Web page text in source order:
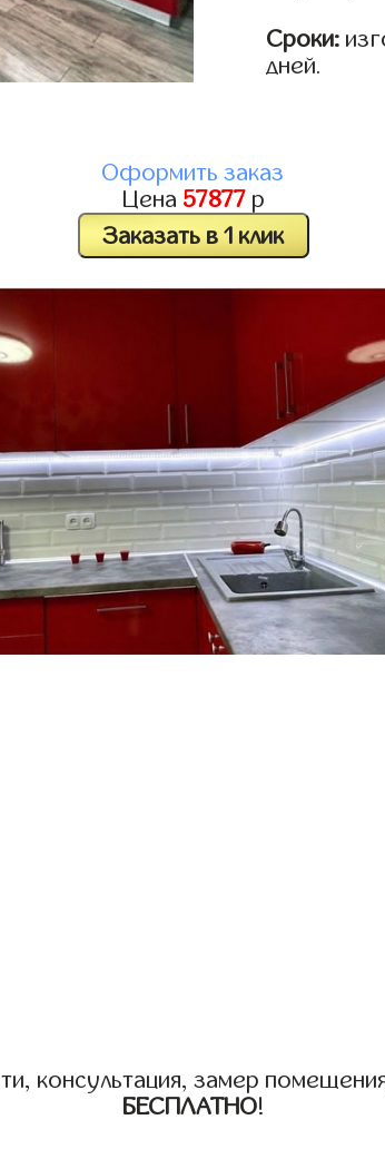
Сроки:
дней.
Оформить заказ
Цена 57877р
Заказать в 1 клик
консультация, замер
БЕСПЛАТНО!